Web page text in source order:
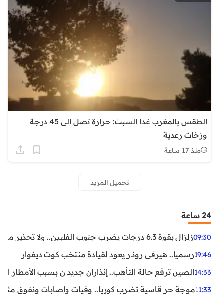
الطقس بالمغرب غدا السبت: حرارة تصل إلى 45 درجة
وزخات رعدية
منذ 17 ساعة
تحميل المزيد
24 ساعة
09:30زلزال بقوة 6.3 درجات يضرب جنوب الفلبين.. ولا تحذير من تسونامي حتى الآن
19:46رسميا.. هيرفي رونار يعود لقيادة منتخب كوت ديفوار
14:33الصين ترفع حالة التأهب.. إنذاران جديدان بسبب الأمطار
11:33موجة حر قاسية تضرب كوريا.. وفيات وإصابات ونفوق مئات